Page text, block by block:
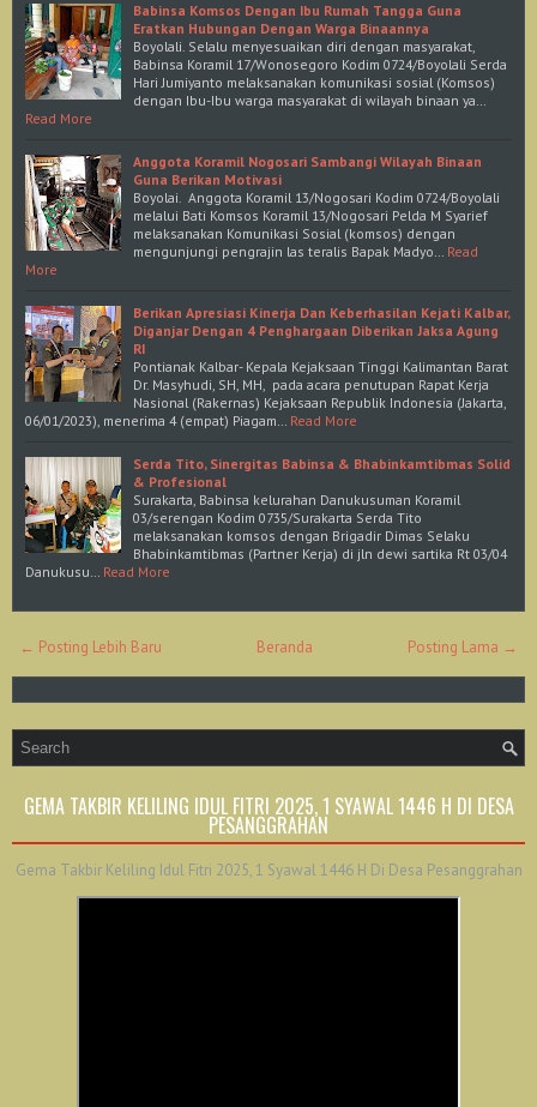
Babinsa Komsos Dengan Ibu Rumah Tangga Guna
Eratkan Hubungan Dengan Warga Binaannya
Boyolali. Selalu menyesuaikan diri dengan masyarakat,
Babinsa Koramil 17/Wonosegoro Kodim 0724/Boyolali Serda
Hari Jumiyanto melaksanakan komunikasi sosial (Komsos)
dengan Ibu-Ibu warga masyarakat di wilayah binaan ya…
Read More
Anggota Koramil Nogosari Sambangi Wilayah Binaan
Guna Berikan Motivasi
Boyolai. Anggota Koramil 13/Nogosari Kodim 0724/Boyolali
melalui Bati Komsos Koramil 13/Nogosari Pelda M Syarief
melaksanakan Komunikasi Sosial (komsos) dengan
mengunjungi pengrajin las teralis Bapak Madyo… Read
More
Berikan Apresiasi Kinerja Dan Keberhasilan Kejati Kalbar,
Diganjar Dengan 4 Penghargaan Diberikan Jaksa Agung
RI
Pontianak Kalbar- Kepala Kejaksaan Tinggi Kalimantan Barat
Dr. Masyhudi, SH, MH, pada acara penutupan Rapat Kerja
Nasional (Rakernas) Kejaksaan Republik Indonesia (Jakarta,
06/01/2023), menerima 4 (empat) Piagam… Read More
Serda Tito, Sinergitas Babinsa & Bhabinkamtibmas Solid
& Profesional
Surakarta, Babinsa kelurahan Danukusuman Koramil
03/serengan Kodim 0735/Surakarta Serda Tito
melaksanakan komsos dengan Brigadir Dimas Selaku
Bhabinkamtibmas (Partner Kerja) di jln dewi sartika Rt 03/04
Danukusu… Read More
← Posting Lebih Baru Posting Lama →
Beranda
GEMA TAKBIR KELILING IDUL FITRI 2025, 1 SYAWAL 1446 H DI DESA
PESANGGRAHAN
Gema Takbir Keliling Idul Fitri 2025, 1 Syawal 1446 H Di Desa Pesanggrahan